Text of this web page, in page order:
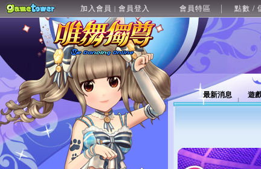
加入會員 | 會員登入 會員特區 點數 /
最新消息 遊